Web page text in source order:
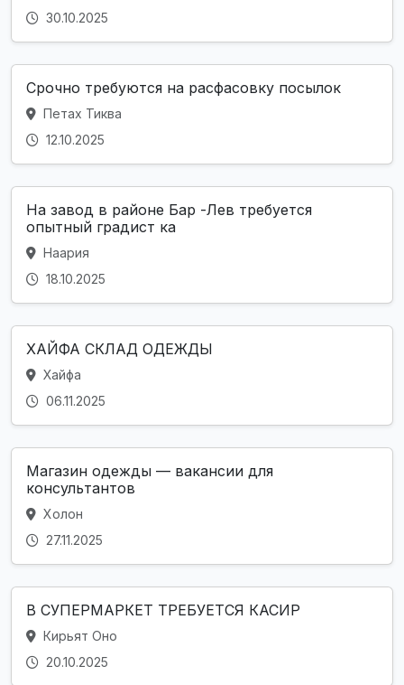
30.10.2025
Срочно требуются на расфасовку посылок
Петах Тиква
12.10.2025
На завод в районе Бар -Лев требуется
опытный градист ка
Наария
18.10.2025
ХАЙФА СКЛАД ОДЕЖДЫ
Хайфа
06.11.2025
Магазин одежды — вакансии для
консультантов
Холон
27.11.2025
В СУПЕРМАРКЕТ ТРЕБУЕТСЯ КАСИР
Кирьят Оно
20.10.2025